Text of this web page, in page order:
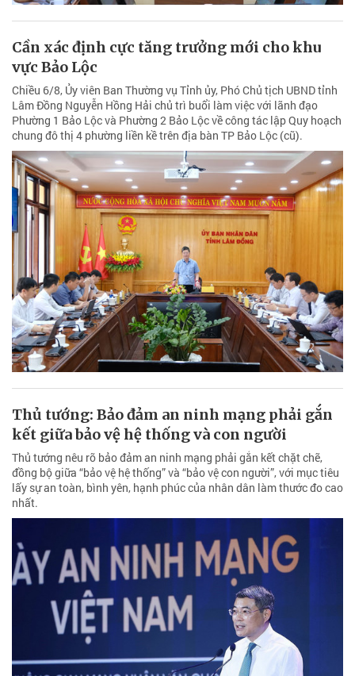
Cần xác định cực tăng trưởng mới cho khu
vực Bảo Lộc
Chiều 6/8, Ủy viên Ban Thường vụ Tỉnh ủy, Phó Chủ tịch UBND tỉnh
Lâm Đồng Nguyễn Hồng Hải chủ trì buổi làm việc với lãnh đạo
Phường 1 Bảo Lộc và Phường 2 Bảo Lộc về công tác lập Quy hoạch
chung đô thị 4 phường liền kề trên địa bàn TP Bảo Lộc (cũ).
Thủ tướng: Bảo đảm an ninh mạng phải gắn
kết giữa bảo vệ hệ thống và con người
Thủ tướng nêu rõ bảo đảm an ninh mạng phải gắn kết chặt chẽ,
đồng bộ giữa “bảo vệ hệ thống” và “bảo vệ con người”, với mục tiêu
lấy sự an toàn, bình yên, hạnh phúc của nhân dân làm thước đo cao
nhất.